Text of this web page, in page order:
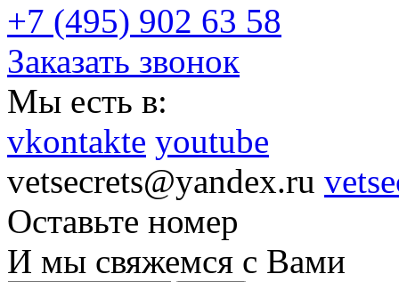
+7 (495) 902 63 58
Заказать звонок
Мы есть в:
vkontakte youtube
vetsecrets@yandex.ru
Оставьте номер
И мы свяжемся с Вами